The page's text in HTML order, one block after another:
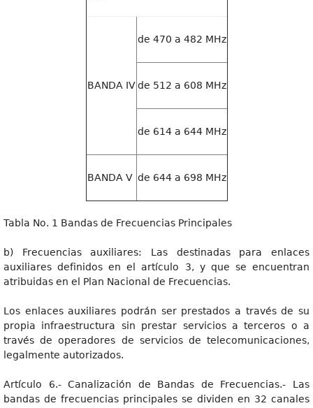
BANDA IV
de 470 a 482 MHz
de 512 a 608 MHz
de 614 a 644 MHz
BANDA V de 644 a 698 MHz
Tabla No. 1 Bandas de Frecuencias Principales
b) Frecuencias auxiliares: Las destinadas para enlaces
auxiliares definidos en el artículo 3, y que se encuentran
atribuidas en el Plan Nacional de Frecuencias.
Los enlaces auxiliares podrán ser prestados a través de su
propia infraestructura sin prestar servicios a terceros o a
través de operadores de servicios de telecomunicaciones,
legalmente autorizados.
Artículo 6.- Canalización de Bandas de Frecuencias.- Las
bandas de frecuencias principales se dividen en 32 canales